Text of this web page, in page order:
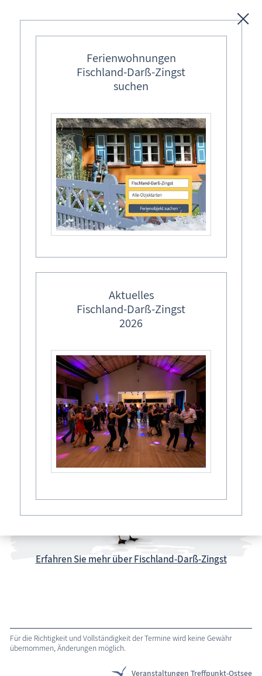
Freizeit
Wissenswertes
Veranstaltungen
Lebendiger Adventskalender
Fischland-Darß-Zingst Allgemein
De Jasmunder Plattdänzer – Tradition mit
Schwung und Herz
Seit ihrer Gründung vor 36 Jahren in Sassnitz begeistern De
Jasmunder Plattdänzer mit einem lebendigen Mix aus
Volkstanz, Theater und moderner Bühnenshow. Was einst
mit traditionellen Tänzen der Region Rügen begann, hat sich
zu einem vielfältigen und mitreißenden Programm
entwickelt.
Veranstaltungsort
Hafen Zingst, Hafenstraße 1B,
21.06.2025 , 14:00 Uhr- 14:30Uhr
Diesen Termin zu Ihrem Kalender hinzufügen
Erfahren Sie mehr über Fischland-Darß-Zingst
Für die Richtigkeit und Vollständigkeit der Termine wird keine Gewähr
übernommen, Änderungen möglich.
Veranstaltungen Treffpunkt-Ostsee
Ferienwohnungen
Fischland-Darß-Zingst
suchen
Aktuelles
Fischland-Darß-Zingst
2026